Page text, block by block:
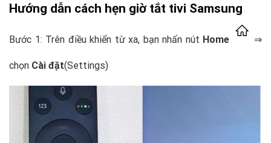
Hướng dẫn cách hẹn giờ tắt tivi Samsung
Bước 1: Trên điều khiển từ xa, bạn nhấn nút Home ⇒
chọn Cài đặt(Settings)